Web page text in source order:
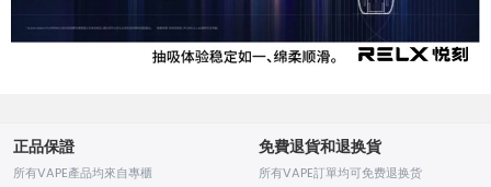
正品保證
所有VAPE產品均來自專櫃
免費退貨和退换貨
所有VAPE訂單均可免费退换货